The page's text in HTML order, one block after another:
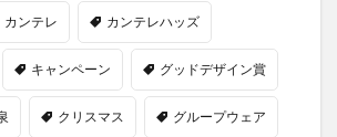
カンテレ カンテレハッズ
キャンペーン グッドデザイン賞
クリスマス グループウェア